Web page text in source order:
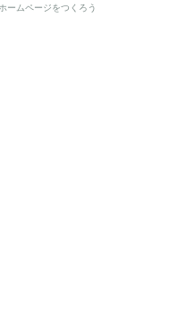
ームページをつくろう